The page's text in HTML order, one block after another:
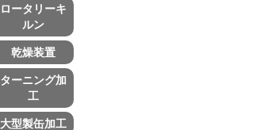
ロータリーキ
ルン
乾燥装置
ターニング加
工
大型製缶加工